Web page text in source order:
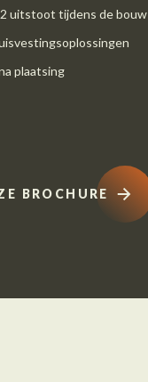
uitstoot tijdens de bouw
plaatsing
BROCHURE